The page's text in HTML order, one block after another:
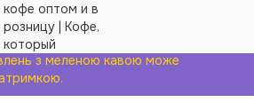
з меленою кавою може